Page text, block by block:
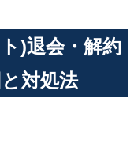
)退会・解約
対処法